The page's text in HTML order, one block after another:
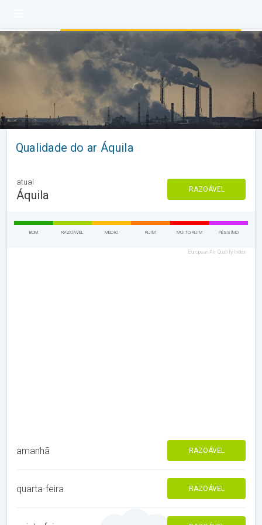
Qualidade do ar Áquila
atual
Áquila RAZOÁVEL
BOM RAZOÁVEL MÉDIO RUIM MUITO RUIM PÉSSIMO
European Air Quality Index
amanhã RAZOÁVEL
quarta-feira RAZOÁVEL